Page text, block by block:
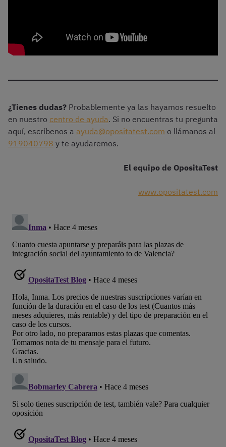
¿Tienes dudas? Probablemente ya las hayamos resuelto
en nuestro centro de ayuda. Si no encuentras tu pregunta
aquí, escríbenos a ayuda@opositatest.com o llámanos al
919040798 y te ayudaremos.
El equipo de OpositaTest
www.opositatest.com